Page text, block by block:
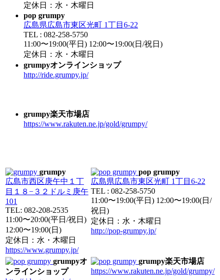
定休日：水・木曜日
pop grumpy
広島県広島市東区光町 1丁目6-22
TEL : 082-258-5750
11:00〜19:00(平日) 12:00〜19:00(日/祝日)
定休日：水・木曜日
grumpyオンラインショップ
http://ride.grumpy.jp/
grumpy楽天市場店
https://www.rakuten.ne.jp/gold/grumpy/
grumpy
広島市西区庚午中１丁
目１８−３２ドルミ庚午
101
TEL: 082-208-2535
11:00〜20:00(平日/祝日)
12:00〜19:00(日)
定休日：水・木曜日
https://www.grumpy.jp/
pop grumpy
広島県広島市東区光町 1丁目6-22
TEL : 082-258-5750
11:00〜19:00(平日) 12:00〜19:00(日/
祝日)
定休日：水・木曜日
http://pop-grumpy.jp/
grumpyオ
ンラインショップ
grumpy楽天市場店
https://www.rakuten.ne.jp/gold/grumpy/